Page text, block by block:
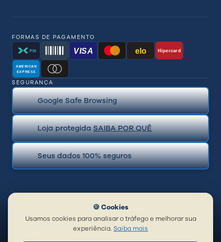
FORMAS DE PAGAMENTO
PIX VISA elo Hipercard
AMERICAN
EXPRESS
SEGURANÇA
Google Safe Browsing
Loja protegidaSAIBA POR QUÊ
Seus dados 100% seguros
© 2026 BR Distribuidora de Piercing Ltda | CNPJ:
🍪 Cookies
Usamos cookies para analisar o tráfego e melhorar sua
experiência. Saiba mais